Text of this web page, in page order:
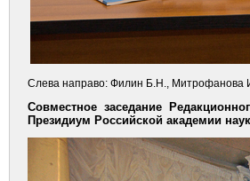
Слева направо: Филин Б.Н., Митрофанова
Совместное заседание
Президиум Российской академии